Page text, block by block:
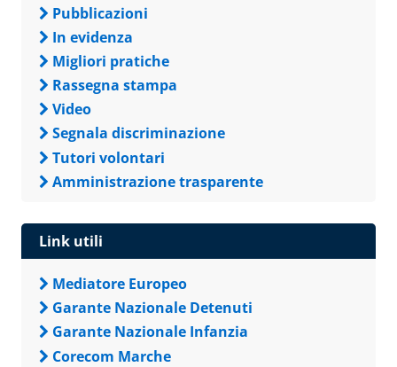
Pubblicazioni
In evidenza
Migliori pratiche
Rassegna stampa
Video
Segnala discriminazione
Tutori volontari
Amministrazione trasparente
Link utili
Mediatore Europeo
Garante Nazionale Detenuti
Garante Nazionale Infanzia
Corecom Marche